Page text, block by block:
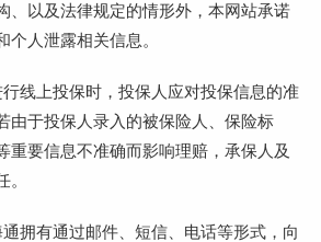
、以及法律规定的情形外，本网站承诺
人泄露相关信息。
行线上投保时，投保人应对投保信息的准
由于投保人录入的被保险人、保险标
重要信息不准确而影响理赔，承保人及
通拥有通过邮件、短信、电话等形式，向